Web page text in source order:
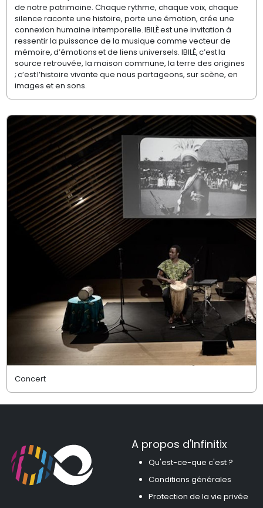
de notre patrimoine. Chaque rythme, chaque voix, chaque
silence raconte une histoire, porte une émotion, crée une
connexion humaine intemporelle. IBILÈ est une invitation à
ressentir la puissance de la musique comme vecteur de
mémoire, d’émotions et de liens universels. IBILÈ, c’est la
source retrouvée, la maison commune, la terre des origines
; c’est l’histoire vivante que nous partageons, sur scène, en
images et en sons.
Concert
A propos d'Infinitix
Qu'est-ce-que c'est ?
Conditions générales
Protection de la vie privée